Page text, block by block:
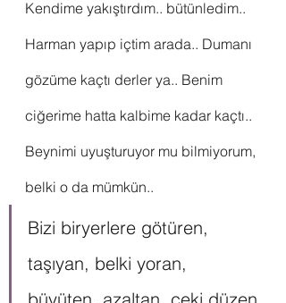
Kendime yakıştırdım.. bütünledim..
Harman yapıp içtim arada.. Dumanı
gözüme kaçtı derler ya.. Benim
ciğerime hatta kalbime kadar kaçtı..
Beynimi uyuşturuyor mu bilmiyorum,
belki o da mümkün..
Bizi biryerlere götüren,
taşıyan, belki yoran,